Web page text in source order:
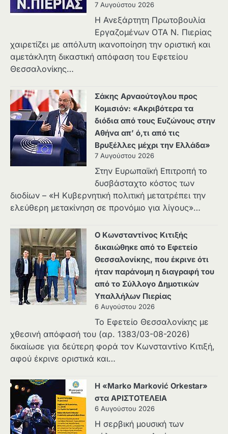
7 Αυγούστου 2026
Η Ανεξάρτητη Πρωτοβουλία
Εργαζομένων ΟΤΑ Ν. Πιερίας
χαιρετίζει με απόλυτη ικανοποίηση την οριστική και
αμετάκλητη δικαστική απόφαση του Εφετείου
Θεσσαλονίκης…
Σάκης Αρναούτογλου προς
Κομισιόν: «Ακριβότερα τα
διόδια από τους Ευζώνους στην
Αθήνα απ’ ό,τι από τις
Βρυξέλλες μέχρι την Ελλάδα»
7 Αυγούστου 2026
Στην Ευρωπαϊκή Επιτροπή το
δυσβάσταχτο κόστος των
διοδίων – «Η Κυβερνητική πολιτική μετατρέπει την
ελεύθερη μετακίνηση σε προνόμιο για λίγους»…
Ο Κωνσταντίνος Κιτιξής
δικαιώθηκε από το Εφετείο
Θεσσαλονίκης, που έκρινε ότι
ήταν παράνομη η διαγραφή του
από το Σύλλογο Δημοτικών
Υπαλλήλων Πιερίας
6 Αυγούστου 2026
Το Εφετείο Θεσσαλονίκης με
χθεσινή απόφασή του (αρ. 1383/03-08-2026)
δικαίωσε για δεύτερη φορά τον Κωνσταντίνο Κιτιξή,
αφού έκρινε οριστικά και…
Η «Marko Marković Orkestar»
στα ΑΡΙΣΤΟΤΕΛΕΙΑ
6 Αυγούστου 2026
Η σερβική μουσική των